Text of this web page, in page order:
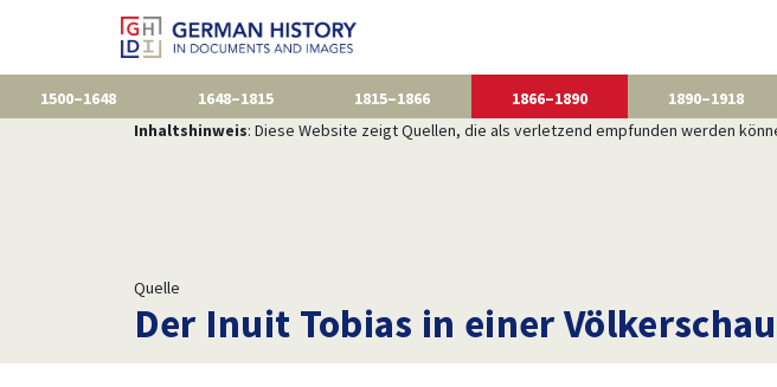
1500–1648 1648–1815 1815–1866 1866–1890 1890–1918
Inhaltshinweis: Diese Website zeigt Quellen, die als verletzend empfunden werden
Quelle
Der Inuit Tobias in einer